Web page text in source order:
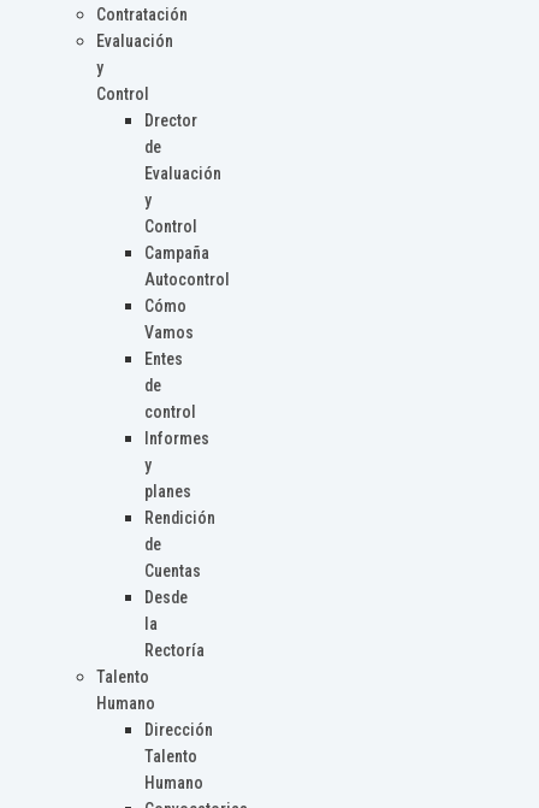
Contratación
Evaluación
y
Control
Drector
de
Evaluación
y
Control
Campaña
Autocontrol
Cómo
Vamos
Entes
de
control
Informes
y
planes
Rendición
de
Cuentas
Desde
la
Rectoría
Talento
Humano
Dirección
Talento
Humano